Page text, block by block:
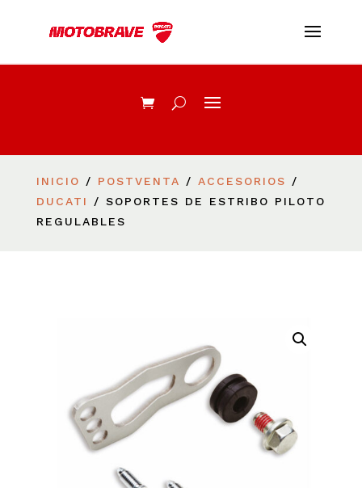
INICIO / POSTVENTA / ACCESORIOS
/
DUCATI
/ SOPORTES DE ESTRIBO PILOTO
REGULABLES